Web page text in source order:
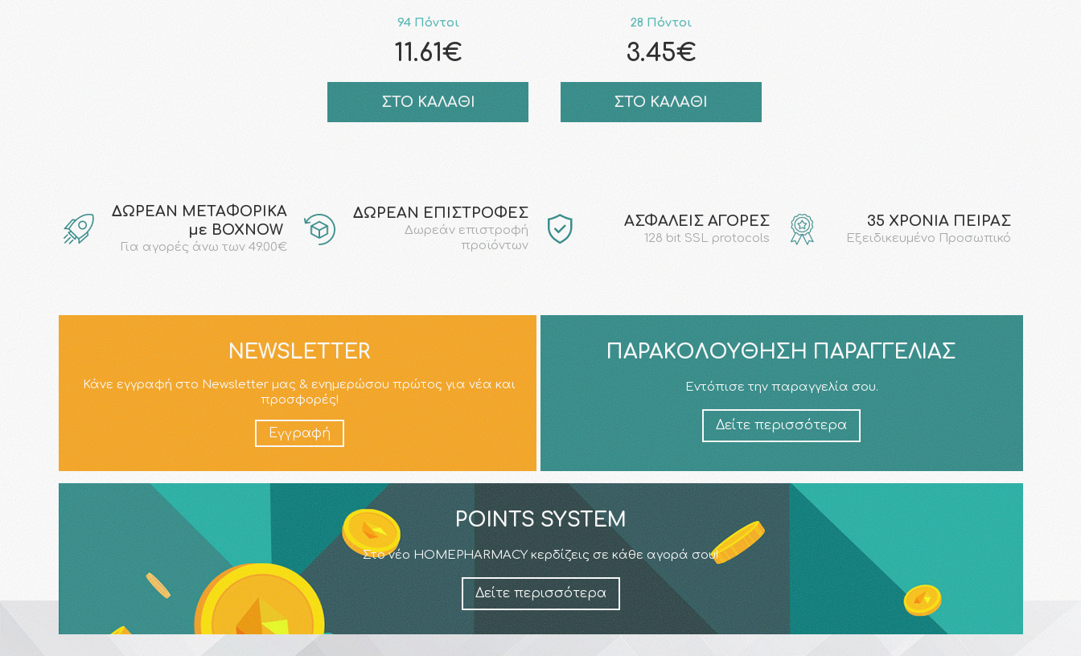
94 Πόντοι
11.61€
ΣΤΟ ΚΑΛΑΘΙ
28 Πόντοι
3.45€
ΣΤΟ ΚΑΛΑΘΙ
ΔΩΡΕΑΝ ΜΕΤΑΦΟΡΙΚΑ
με ΒΟΧΝΟW
Για αγορές άνω των 49.00€
ΔΩΡΕΑΝ ΕΠΙΣΤΡΟΦΕΣ
Δωρεάν επιστροφή
προϊόντων
AΣΦΑΛΕΙΣ ΑΓΟΡΕΣ
128 bit SSL protocols
35 ΧΡΟΝΙΑ ΠΕΙΡΑΣ
Εξειδικευμένο Προσωπικό
NEWSLETTER
Κάνε εγγραφή στο Newsletter μας & ενημερώσου πρώτος για νέα και
προσφορές!
Εγγραφή
ΠΑΡΑΚΟΛΟΎΘΗΣΗ ΠΑΡΑΓΓΕΛΊΑΣ
Εντόπισε την παραγγελία σου.
Δείτε περισσότερα
POINTS SYSTEM
Στο νέο HOMEPHARMACY κερδίζεις σε κάθε αγορά σου!
Δείτε περισσότερα